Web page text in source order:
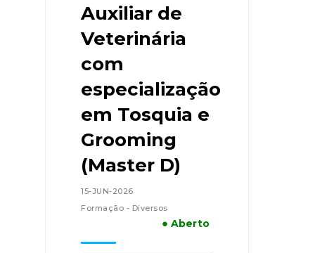
Auxiliar de
Veterinária
com
especialização
em Tosquia e
Grooming
(Master D)
15-JUN-2026
Formação - Diversos
● Aberto